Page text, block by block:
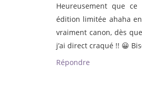
Heureusement que ce
édition limitée ahaha
vraiment canon, dès
j’ai direct craqué !! 😀
Répondre